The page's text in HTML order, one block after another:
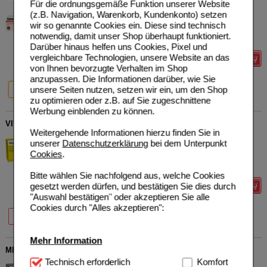
Für die ordnungsgemäße Funktion unserer Website
(z.B. Navigation, Warenkorb, Kundenkonto) setzen
wir so genannte Cookies ein. Diese sind technisch
notwendig, damit unser Shop überhaupt funktioniert.
Darüber hinaus helfen uns Cookies, Pixel und
vergleichbare Technologien, unsere Website an das
von Ihnen bevorzugte Verhalten im Shop
anzupassen. Die Informationen darüber, wie Sie
unsere Seiten nutzen, setzen wir ein, um den Shop
zu optimieren oder z.B. auf Sie zugeschnittene
Werbung einblenden zu können.
Weitergehende Informationen hierzu finden Sie in
unserer Datenschutzerklärungbei dem Unterpunkt
Cookies.
Bitte wählen Sie nachfolgend aus, welche Cookies
gesetzt werden dürfen, und bestätigen Sie dies durch
"Auswahl bestätigen" oder akzeptieren Sie alle
Cookies durch "Alles akzeptieren":
Mehr Information
Technisch Notwendig:Hierbei handelt es sich um
Technisch erforderlich Komfort
Cefak KG
13418095
60St Filmtabletten
UVP**
Unser Preis*
Sie sparen 3,78 €
Details
60 St
20%
100 St
13%
240 St
15%
VITAMIN C 500 Filmtabletten
Wörwag Pharma GmbH &
Co. KG
00652257
UVP**
Details
20% 20%
MILGAMMA PROTEKT SPARSET
Wörwag Pharma GmbH &